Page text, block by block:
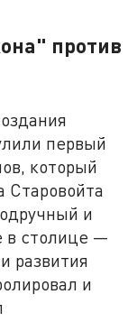
против
первый
который
Старовойта
и
в столице —
развития
и